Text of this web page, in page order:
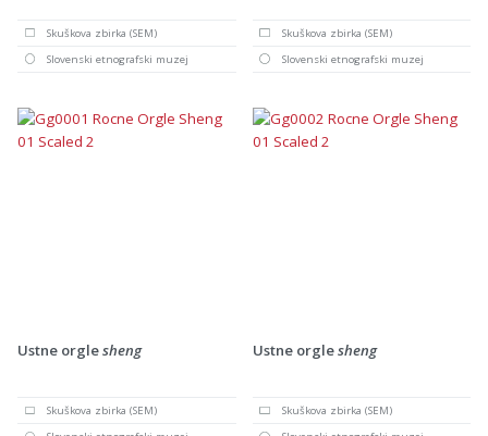
Skuškova zbirka (SEM)
Slovenski etnografski muzej
Skuškova zbirka (SEM)
Slovenski etnografski muzej
Ustne orglesheng
Skuškova zbirka (SEM)
Ustne orglesheng
Skuškova zbirka (SEM)